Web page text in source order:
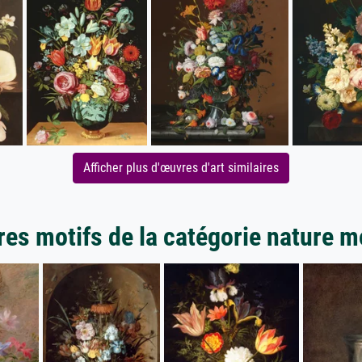
Afficher plus d'œuvres d'art similaires
motifs de la catégorie nature